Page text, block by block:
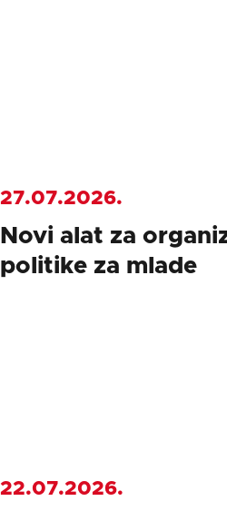
27.07.2026.
Novi alat za
politike za mlade
22.07.2026.